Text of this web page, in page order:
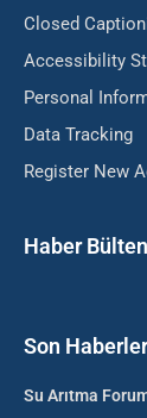
Closed
Accessibility
Personal
Data Tracking
Register New
Haber
Son Haberler
Su Arıtma